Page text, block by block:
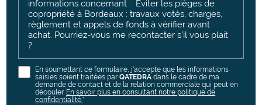
En soumettant ce formulaire, j'accepte que les informations
saisies soient traitées parQATEDRA dans le cadre de ma
demande de contact et de la relation commerciale qui peut en
découler. En savoir plus en consultant notre politique de
confidentialité.*